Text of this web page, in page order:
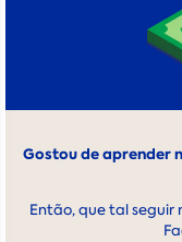
Gostou de aprender
Então, que tal seguir